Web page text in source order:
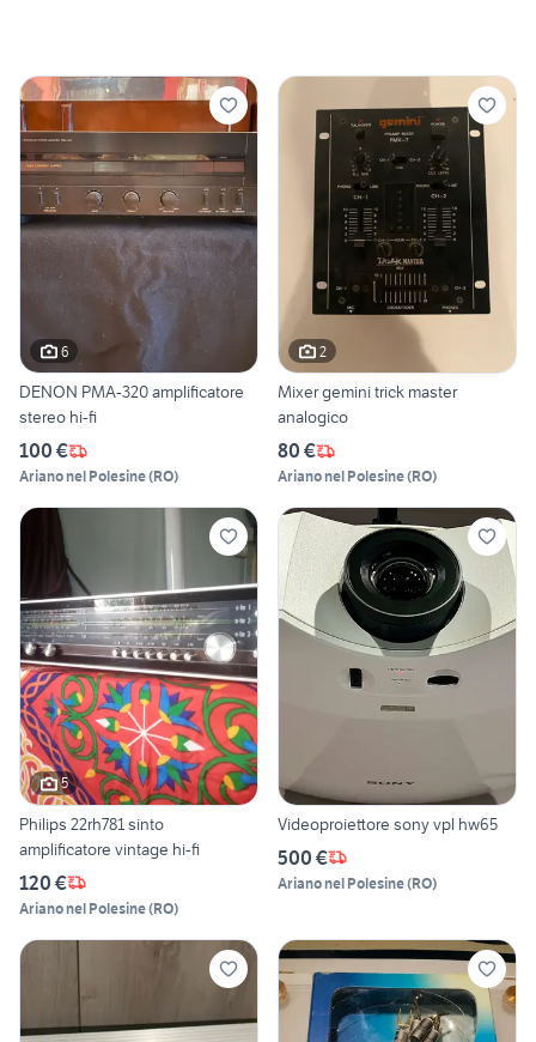
6
DENON PMA-320 amplificatore
stereo hi-fi
100 €
Ariano nel Polesine(RO)
2
Mixer gemini trick master
analogico
80 €
Ariano nel Polesine(RO)
5
Philips 22rh781 sinto
amplificatore vintage hi-fi
120 €
Ariano nel Polesine(RO)
Videoproiettore sony vpl hw65
500 €
Ariano nel Polesine(RO)